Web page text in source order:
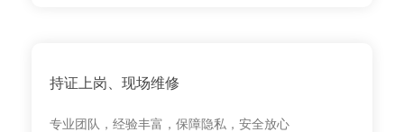
持证上岗、现场维修
专业团队，经验丰富，保障隐私，安全放心